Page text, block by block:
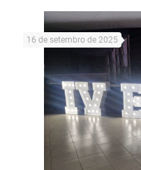
16 de setembro de 2025